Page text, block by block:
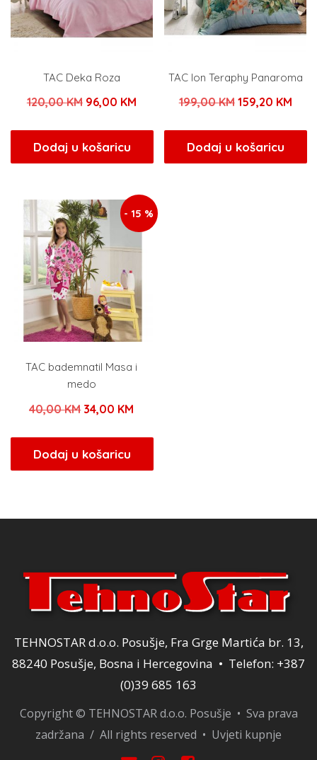
TAC Deka Roza
120,00KM Izvorna
bila
je:
96,00 KMTrenutna
96,00 KM.
Dodaj u košaricu
TAC Ion Teraphy Panaroma
199,00KM Izvorna
bila
je:
159,20 KM
Dodaj u košaricu
- 15 %
TAC bademnatil Masa i
medo
40,00KM Izvorna
bila
je:
34,00 KM
34,00 KM.
Dodaj u košaricu
TEHNOSTAR d.o.o. Posušje, Fra Grge Martića br. 13,
88240 Posušje, Bosna i Hercegovina • Telefon: +387
(0)39 685 163
Copyright © TEHNOSTAR d.o.o. Posušje • Sva prava
zadržana / All rights reserved • Uvjeti kupnje